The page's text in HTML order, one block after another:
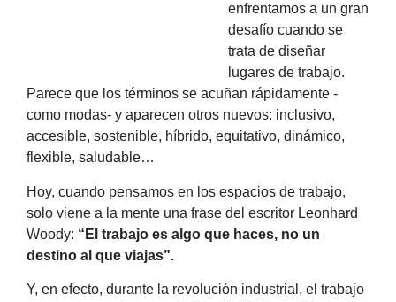
enfrentamos a un gran
desafío cuando se
trata de diseñar
lugares de trabajo.
Parece que los términos se acuñan rápidamente -
como modas- y aparecen otros nuevos: inclusivo,
accesible, sostenible, híbrido, equitativo, dinámico,
flexible, saludable…
Hoy, cuando pensamos en los espacios de trabajo,
solo viene a la mente una frase del escritor Leonhard
Woody: “El trabajo es algo que haces, no un
destino al que viajas”.
Y, en efecto, durante la revolución industrial, el trabajo